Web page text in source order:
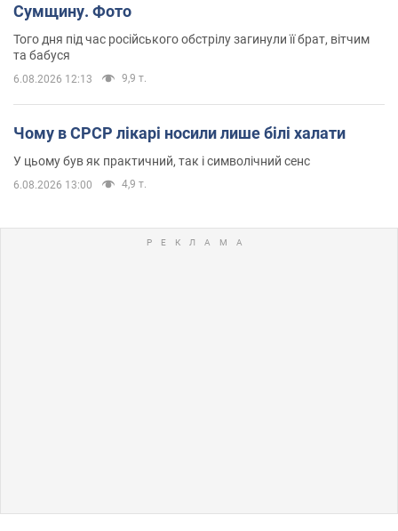
Сумщину. Фото
Того дня під час російського обстрілу загинули її брат, вітчим
та бабуся
6.08.2026 12:13 9,9 т.
Чому в СРСР лікарі носили лише білі халати
У цьому був як практичний, так і символічний сенс
6.08.2026 13:00 4,9 т.